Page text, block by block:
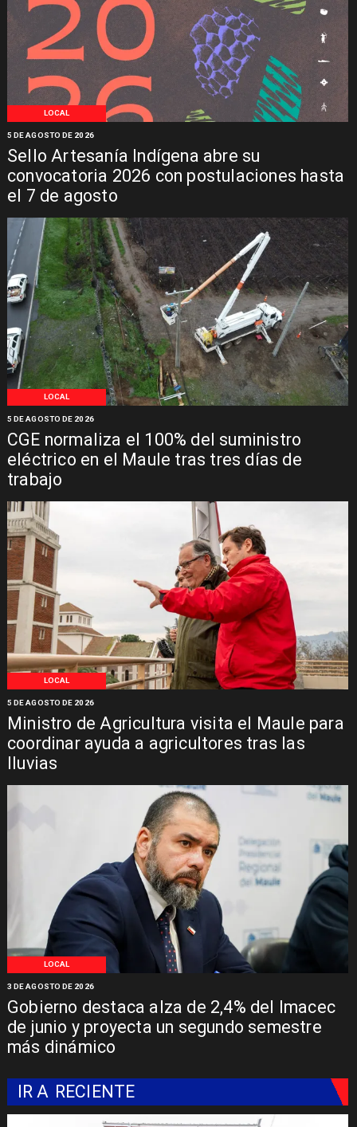
LOCAL
Sello Artesanía Indígena abre su
convocatoria 2026 con postulaciones hasta
el 7 de agosto
5 DE AGOSTO DE 2026
LOCAL
CGE normaliza el 100% del suministro
eléctrico en el Maule tras tres días de
trabajo
5 DE AGOSTO DE 2026
LOCAL
Ministro de Agricultura visita el Maule para
coordinar ayuda a agricultores tras las
lluvias
5 DE AGOSTO DE 2026
LOCAL
Gobierno destaca alza de 2,4% del Imacec
de junio y proyecta un segundo semestre
más dinámico
3 DE AGOSTO DE 2026
IR A RECIENTE